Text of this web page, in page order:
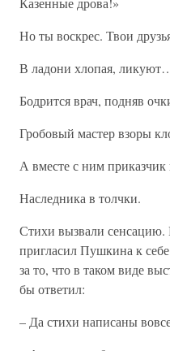
Но ты воскрес. Твои
В ладони хлопая,
Бодрится врач, подняв
Гробовый мастер взоры
А вместе с ним приказчик
Наследника в толчки.
Стихи вызвали сенсацию.
пригласил Пушкина к
за то, что в таком виде
бы ответил:
– Да стихи написаны